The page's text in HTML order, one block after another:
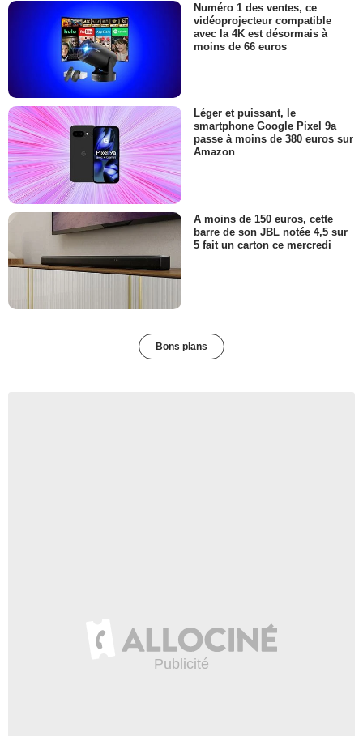
Numéro 1 des ventes, ce
vidéoprojecteur compatible
avec la 4K est désormais à
moins de 66 euros
Léger et puissant, le
smartphone Google Pixel 9a
passe à moins de 380 euros sur
Amazon
A moins de 150 euros, cette
barre de son JBL notée 4,5 sur
5 fait un carton ce mercredi
Bons plans